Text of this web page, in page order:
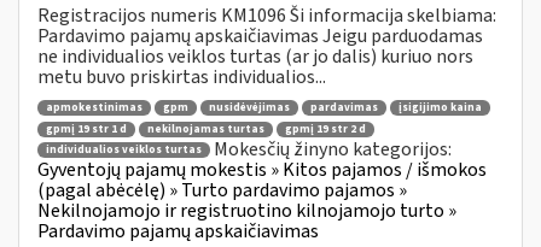
Registracijos numeris KM1096 Ši informacija skelbiama:
Pardavimo pajamų apskaičiavimas Jeigu parduodamas
ne individualios veiklos turtas (ar jo dalis) kuriuo nors
metu buvo priskirtas individualios...
apmokestinimas gpm nusidėvėjimas pardavimas
įsigijimo kaina
gpmį 19 str 1 d
nekilnojamas turtas
gpmį 19 str 2 d
individualios veiklos turtas
Mokesčių žinyno kategorijos:
Gyventojų pajamų mokestis » Kitos pajamos / išmokos
(pagal abėcėlę) » Turto pardavimo pajamos »
Nekilnojamojo ir registruotino kilnojamojo turto »
Pardavimo pajamų apskaičiavimas